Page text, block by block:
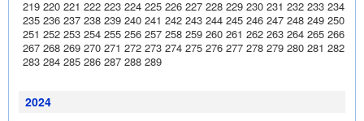
219 220 221 222 223 224 225 226 227 228 229 230 231 232 233 234
235 236 237 238 239 240 241 242 243 244 245 246 247 248 249 250
251 252 253 254 255 256 257 258 259 260 261 262 263 264 265 266
267 268 269 270 271 272 273 274 275 276 277 278 279 280 281 282
283 284 285 286 287 288 289
2024